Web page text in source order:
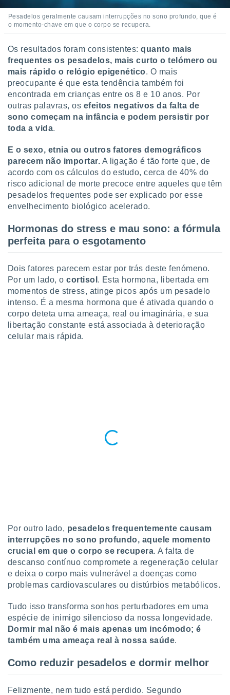
através
estudos
e
1199
Pesadelos geralmente causam interrupções no sono profundo, que é
o momento-chave em que o corpo se recupera.
Os resultados foram consistentes: quanto mais
frequentes os pesadelos, mais curto o telómero ou
mais rápido o relógio epigenético. O mais
preocupante é que esta tendência também foi
encontrada em crianças entre os 8 e 10 anos. Por
outras palavras, os efeitos negativos da falta de
sono começam na infância e podem persistir por
toda a vida.
E o sexo, etnia ou outros fatores demográficos
parecem não importar. A ligação é tão forte que, de
acordo com os cálculos do estudo, cerca de 40% do
risco adicional de morte precoce entre aqueles que têm
pesadelos frequentes pode ser explicado por esse
envelhecimento biológico acelerado.
Hormonas do stress e mau sono: a fórmula
perfeita para o esgotamento
Dois fatores parecem estar por trás deste fenómeno.
Por um lado, ocortisol . Esta hormona, libertada em
momentos de stress, atinge picos após um pesadelo
intenso. É a mesma hormona que é ativada quando o
corpo deteta uma ameaça, real ou imaginária, e sua
libertação constante está associada à deterioração
celular mais rápida.
Por outro lado, pesadelos frequentemente causam
interrupções no sono profundo, aquele momento
crucial em que o corpo se recupera. A falta de
descanso contínuo compromete a regeneração celular
e deixa o corpo mais vulnerável a doenças como
problemas cardiovasculares ou distúrbios metabólicos.
Tudo isso transforma sonhos perturbadores em uma
espécie de inimigo silencioso da nossa longevidade.
Dormir mal não é mais apenas um incómodo; é
também uma ameaça real à nossa saúde.
Como reduzir pesadelos e dormir melhor
Felizmente, nem tudo está perdido. Segundo